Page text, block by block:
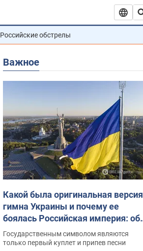
Российские обстрелы
Важное
Какой была оригинальная версия
гимна Украины и почему ее
боялась Российская империя: об
этом не рассказывают в школе
Государственным символом являются
только первый куплет и припев песни